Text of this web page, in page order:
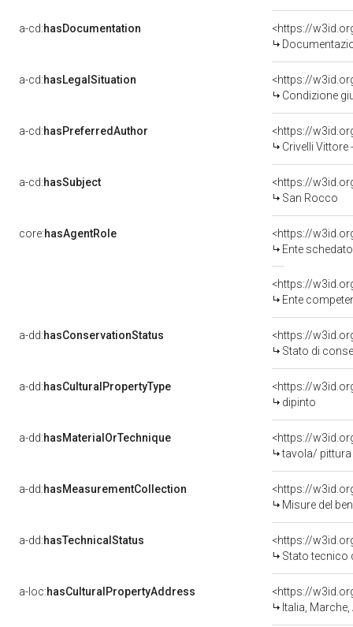
a-cd:hasDocumentation
a-cd:hasLegalSituation
Condizione
a-cd:hasPreferredAuthor
<https://
Crivelli
a-cd:hasSubject
<https://
San Rocco
core:hasAgentRole
<https://
Ente
<https://
Ente competente per
a-dd:hasConservationStatus
<https://
Stato di
a-dd:hasCulturalPropertyType
<https://
dipinto
a-dd:hasMaterialOrTechnique
<https://
tavola/ pittura
a-dd:hasMeasurementCollection
<https://
Misure del
a-dd:hasTechnicalStatus
<https://
Stato tecnico
a-loc:hasCulturalPropertyAddress
<https://
Italia,